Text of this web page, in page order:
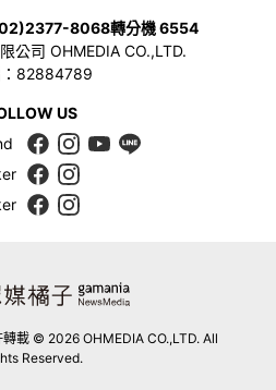
8068轉分機 6554
公司 OHMEDIA CO.,LTD.
82884789
US
載 © 2026 OHMEDIA CO.,LTD. All
Reserved.